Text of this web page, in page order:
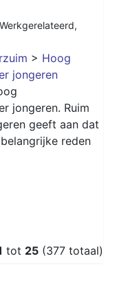
Werkgerelateerd,
> Hoog
jongeren
jongeren. Ruim
geeft aan dat
reden
tot 25 (377 totaal)